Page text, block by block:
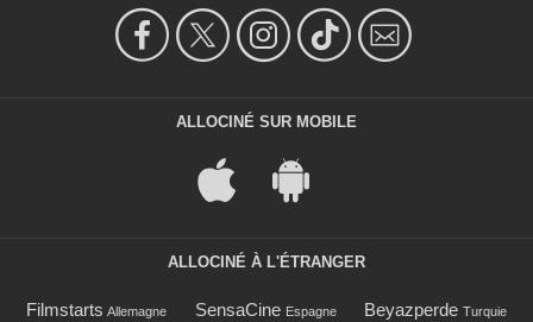
ALLOCINÉ SUR MOBILE
ALLOCINÉ À L'ÉTRANGER
Filmstarts Allemagne SensaCine Espagne Beyazperde Turquie